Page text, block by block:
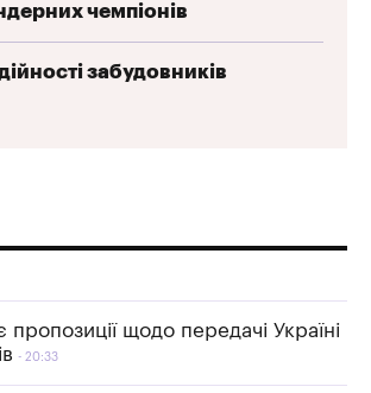
чемпіонів
забудовників
пропозиції щодо передачі Україні
20:33